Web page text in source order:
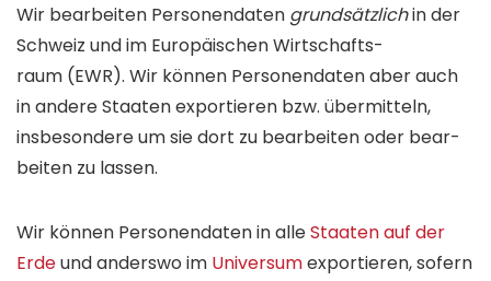
Wir bearbeiten Personen­daten grundsätzlichin der
Schweiz und im Euro­päischen Wirtschafts­
raum (EWR). Wir können Personen­daten aber auch
in andere Staaten exportieren bzw. übermitteln,
insbesondere um sie dort zu bear­beiten oder bear­
beiten zu lassen.
Wir können Personen­daten in alleStaaten auf der
Erdeund anderswo im Universumexportieren, sofern